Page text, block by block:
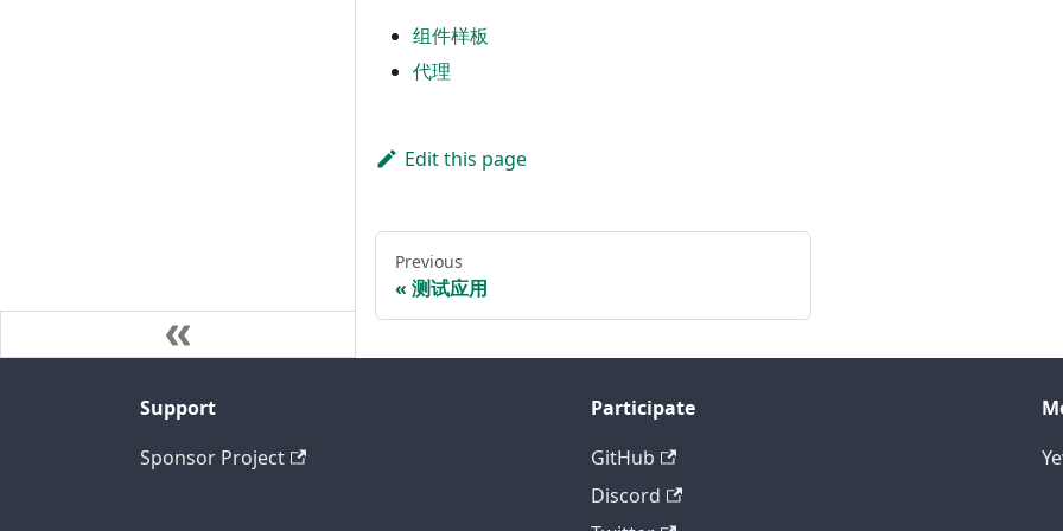
组件样板
代理
Edit this page
Previous
测试应用
Support
Sponsor Project
Participate
GitHub
Discord